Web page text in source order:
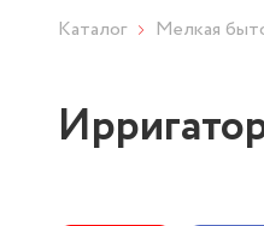
Каталог Мелкая